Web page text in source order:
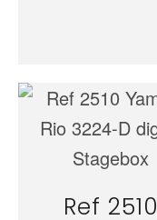
Ref 2510